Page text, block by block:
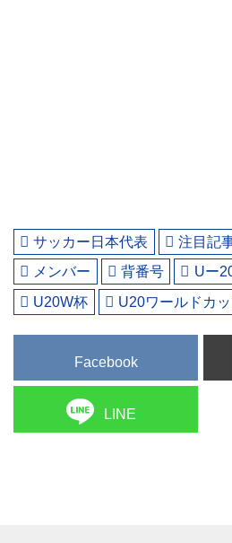
サッカー日本代表 注目記
メンバー
背番号 Uー
U20W杯
U20ワールドカ
Facebook
LINE